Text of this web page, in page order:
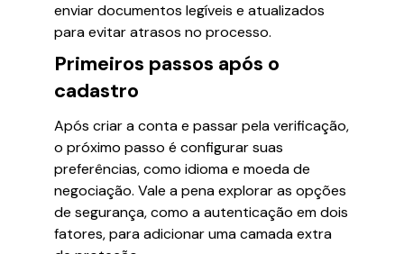
enviar documentos legíveis e atualizados
para evitar atrasos no processo.
Primeiros passos após o
cadastro
Após criar a conta e passar pela verificação,
o próximo passo é configurar suas
preferências, como idioma e moeda de
negociação. Vale a pena explorar as opções
de segurança, como a autenticação em dois
fatores, para adicionar uma camada extra